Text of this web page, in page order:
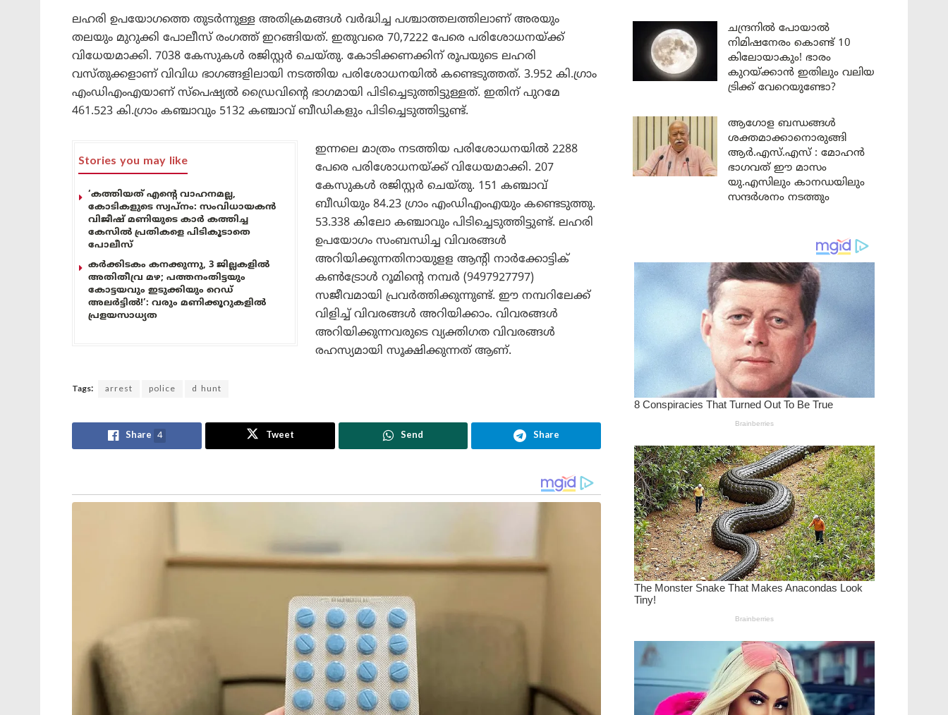
ലഹരി ഉപയോഗത്തെ തുടർന്നുള്ള അതിക്രമങ്ങൾ വർദ്ധിച്ച പശ്ചാത്തലത്തിലാണ് അരയും
തലയും മുറുക്കി പോലീസ് രംഗത്ത് ഇറങ്ങിയത്. ഇതുവരെ 70,7222 പേരെ പരിശോധനയ്ക്ക്
വിധേയമാക്കി. 7038 കേസുകൾ രജിസ്റ്റർ ചെയ്തു. കോടിക്കണക്കിന് രൂപയുടെ ലഹരി
വസ്തുക്കളാണ് വിവിധ ഭാഗങ്ങളിലായി നടത്തിയ പരിശോധനയിൽ കണ്ടെടുത്തത്. 3.952 കി.ഗ്രാം
എംഡിഎംഎയാണ് സ്‌പെഷ്യൽ ഡ്രൈവിന്റെ ഭാഗമായി പിടിച്ചെടുത്തിട്ടുള്ളത്. ഇതിന് പുറമേ
461.523 കി.ഗ്രാം കഞ്ചാവും 5132 കഞ്ചാവ് ബീഡികളും പിടിച്ചെടുത്തിട്ടുണ്ട്.
Stories you may like
‘കത്തിയത് എന്റെ വാഹനമല്ല,
കോടികളുടെ സ്വപ്നം: സംവിധായകൻ
വിജീഷ് മണിയുടെ കാർ കത്തിച്ച
കേസിൽ പ്രതികളെ പിടികൂടാതെ
പോലീസ്
കർക്കിടകം കനക്കുന്നു, 3 ജില്ലകളിൽ
അതിതീവ്ര മഴ; പത്തനംതിട്ടയും
കോട്ടയവും ഇടുക്കിയും റെഡ്
അലർട്ടിൽ!’: വരും മണിക്കൂറുകളിൽ
പ്രളയസാധ്യത
ഇന്നലെ മാത്രം നടത്തിയ പരിശോധനയിൽ 2288
പേരെ പരിശോധനയ്ക്ക് വിധേയമാക്കി. 207
കേസുകൾ രജിസ്റ്റർ ചെയ്തു. 151 കഞ്ചാവ്
ബീഡിയും 84.23 ഗ്രാം എംഡിഎംഎയും കണ്ടെടുത്തു.
53.338 കിലോ കഞ്ചാവും പിടിച്ചെടുത്തിട്ടുണ്ട്. ലഹരി
ഉപയോഗം സംബന്ധിച്ച വിവരങ്ങൾ
അറിയിക്കുന്നതിനായുളള ആന്റി നാർക്കോട്ടിക്
കൺട്രോൾ റൂമിന്റെ നമ്പർ (9497927797)
സജീവമായി പ്രവർത്തിക്കുന്നുണ്ട്. ഈ നമ്പറിലേക്ക്
വിളിച്ച് വിവരങ്ങൾ അറിയിക്കാം. വിവരങ്ങൾ
അറിയിക്കുന്നവരുടെ വ്യക്തിഗത വിവരങ്ങൾ
രഹസ്യമായി സൂക്ഷിക്കുന്നത് ആണ്.
Tags: arrest police d hunt
Share 4 Tweet Send Share
ചന്ദ്രനിൽ പോയാൽ
നിമിഷനേരം കൊണ്ട് 10
കിലോയാകും! ഭാരം
കുറയ്ക്കാൻ ഇതിലും വലിയ
ട്രിക്ക് വേറെയുണ്ടോ?
ആഗോള ബന്ധങ്ങൾ
ശക്തമാക്കാനൊരുങ്ങി
ആർ.എസ്.എസ് : മോഹൻ
ഭാഗവത് ഈ മാസം
യു.എസിലും കാനഡയിലും
സന്ദർശനം നടത്തും